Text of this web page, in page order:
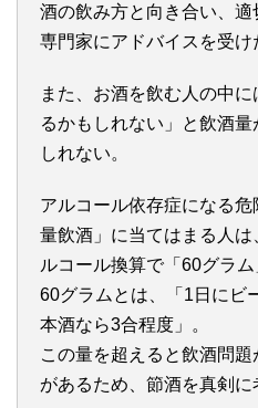
酒の飲み方と向き合い、
専門家にアドバイスを受け
また、お酒を飲む人の中
るかもしれない」と飲酒
しれない。
アルコール依存症になる
量飲酒」に当てはまる人
ルコール換算で「60グラム
60グラムとは、「1日にビ
本酒なら3合程度」。
この量を超えると飲酒問
があるため、節酒を真剣に